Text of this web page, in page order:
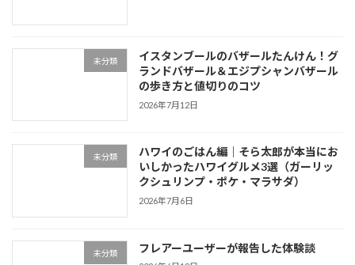
未分類
イスタンブールのバザールたんけん！グ
ランドバザール＆エジプシャンバザール
の歩き方と値切りのコツ
2026年7月12日
未分類
ハワイのごはん編｜そら太郎が本当にお
いしかったハワイグルメ3選（ガーリッ
クシュリンプ・ポケ・マラサダ）
2026年7月6日
未分類 フレアーユーザーが報告した体験談